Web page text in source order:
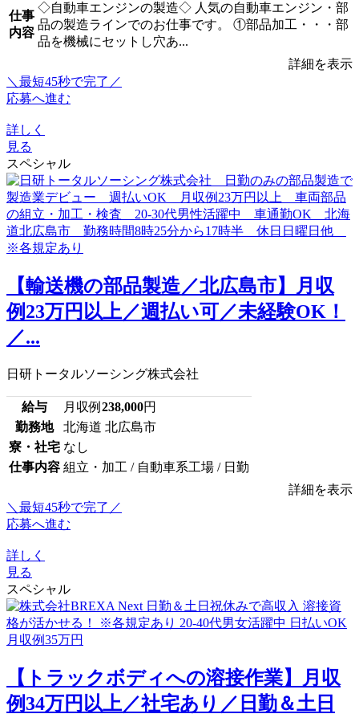
仕事
内容
◇自動車エンジンの製造◇ 人気の自動車エンジン・部
品の製造ラインでのお仕事です。 ①部品加工・・・部
品を機械にセットし穴あ...
詳細を表示
＼最短45秒で完了／
応募へ進む
詳しく
見る
スペシャル
【輸送機の部品製造／北広島市】月収
例23万円以上／週払い可／未経験OK！
／...
日研トータルソーシング株式会社
給与 月収例 238,000円
勤務地
北海道 北広島市
寮・社宅 なし
仕事内容 組立・加工 / 自動車系工場 / 日勤
詳細を表示
＼最短45秒で完了／
応募へ進む
詳しく
見る
スペシャル
【トラックボディへの溶接作業】月収
例34万円以上／社宅あり／日勤＆土日